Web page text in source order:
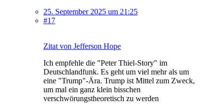
25. September 2025 um 21:25
#17
Zitat von Jefferson Hope
Ich empfehle die "Peter Thiel-Story" im
Deutschlandfunk. Es geht um viel mehr als um
eine "Trump"-Ära. Trump ist Mittel zum Zweck,
um mal ein ganz klein bisschen
verschwörungstheoretisch zu werden